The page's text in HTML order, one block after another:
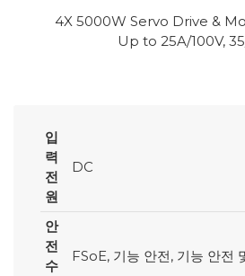
4X 5000W Servo Drive &
Up to 25A/100V,
입
력
전
원
DC
안
전
수
FSoE, 기능 안전, 기능 안전